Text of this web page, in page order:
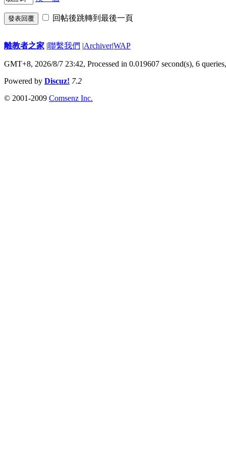
發表回覆 回帖後跳轉到最後一頁
離教者之家 |聯繫我們 |Archiver|WAP
GMT+8, 2026/8/7 23:42, Processed in 0.019607 second(s), 6
Powered by Discuz! 7.2
© 2001-2009 Comsenz Inc.